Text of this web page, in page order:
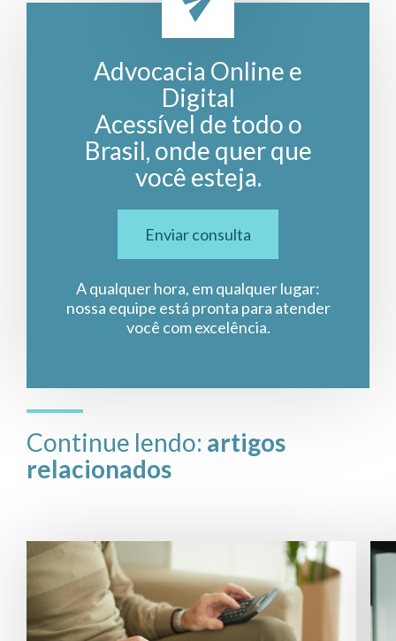
Advocacia Online e
Digital
Acessível de todo o
Brasil, onde quer que
você esteja.
Enviar consulta
A qualquer hora, em qualquer lugar:
nossa equipe está pronta para atender
você com excelência.
Continue lendo: artigos
relacionados